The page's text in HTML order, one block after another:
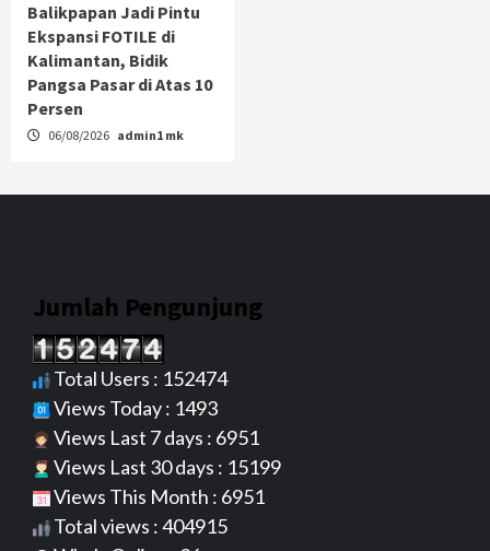
Balikpapan Jadi Pintu
Ekspansi FOTILE di
Kalimantan, Bidik
Pangsa Pasar di Atas 10
Persen
06/08/2026 admin1 mk
Jumlah Pengunjung
Total Users : 152474
Views Today : 1493
Views Last 7 days : 6951
Views Last 30 days : 15199
Views This Month : 6951
Total views : 404915